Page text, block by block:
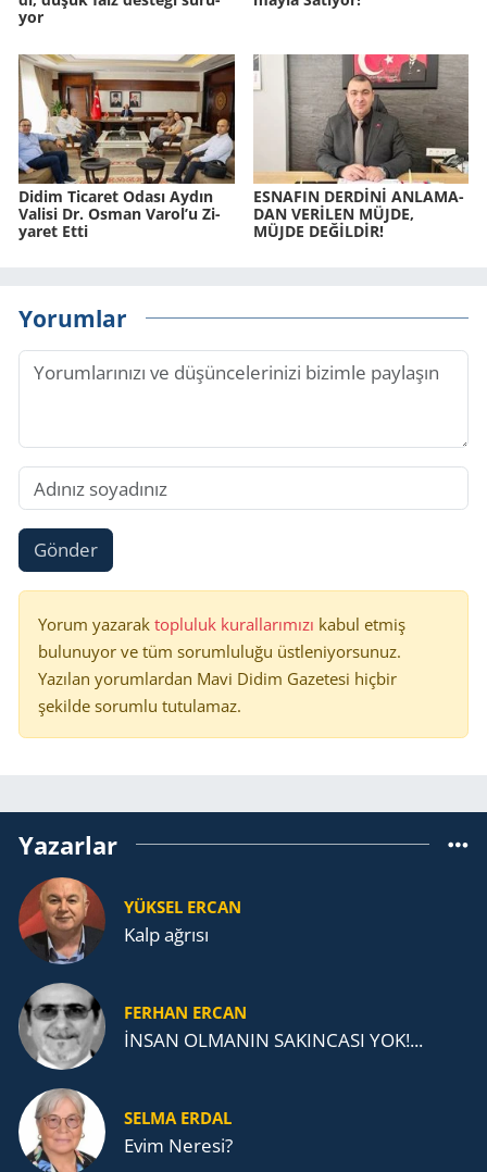
yor
Didim Ti­ca­ret Odası Aydın
Va­li­si Dr. Osman Varol’u Zi­
ya­ret Etti
ES­NA­FIN DERDİNİ AN­LA­MA­
DAN VERİLEN MÜJDE,
MÜJDE DEĞİLDİR!
Yorumlar
Gönder
Yorum yazarak topluluk kurallarımızı kabul etmiş
bulunuyor ve tüm sorumluluğu üstleniyorsunuz.
Yazılan yorumlardan Mavi Didim Gazetesi hiçbir
şekilde sorumlu tutulamaz.
Yazarlar
YÜKSEL ERCAN
Kalp ağrısı
FERHAN ERCAN
İNSAN OLMANIN SAKINCASI YOK!...
SELMA ERDAL
Evim Neresi?